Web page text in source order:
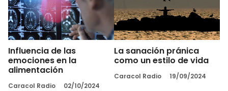
Influencia de las
emociones en la
alimentación
Caracol Radio 02/10/2024
La sanación pránica
como un estilo de vida
Caracol Radio 19/09/2024